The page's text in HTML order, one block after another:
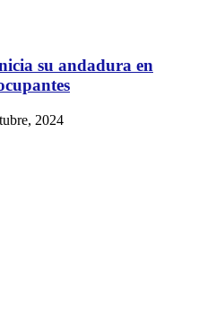
su andadura en
2024